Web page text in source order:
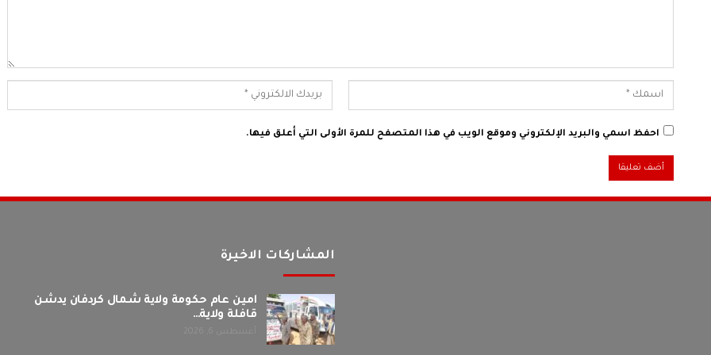
احفظ اسمي والبريد الإلكتروني وموقع الويب في هذا المتصفح للمرة الأولى التي أعلق فيها.
المشاركات الاخيرة
امين عام حكومة ولاية شمال كردفان يدشن
قافلة ولاية…